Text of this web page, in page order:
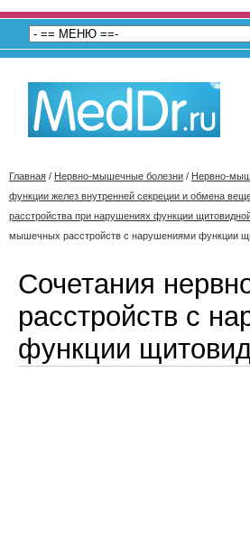
Главная / Нервно-мышечные болезни / Нервно-
функции желез внутренней секреции и обмена
расстройства при нарушениях функции
мышечных расстройств с нарушениями функции
Сочетания
расстройств с
функции